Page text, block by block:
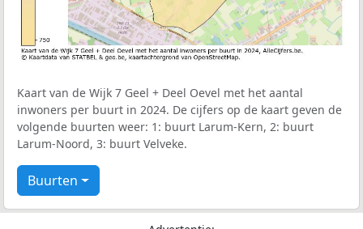
Kaart van de Wijk 7 Geel + Deel Oevel met het aantal
inwoners per buurt in 2024. De cijfers op de kaart geven de
volgende buurten weer: 1: buurt Larum-Kern, 2: buurt
Larum-Noord, 3: buurt Velveke.
Buurten